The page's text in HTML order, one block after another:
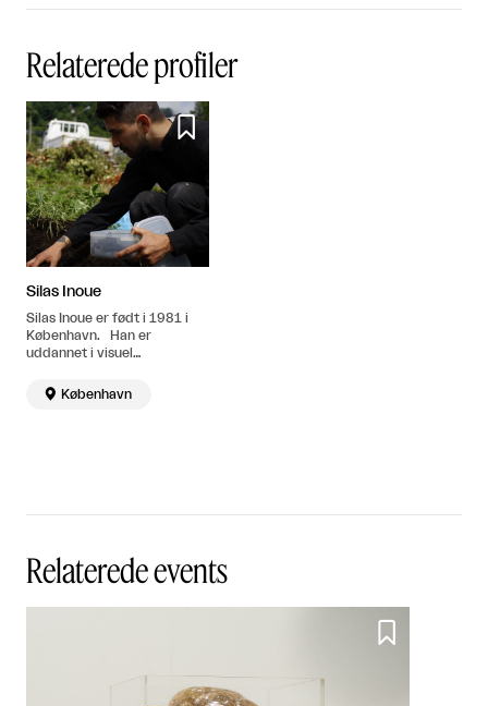
Relaterede profiler

Silas Inoue
Silas Inoue er født i 1981 i
København. Han er
uddannet i visuel
Danske Kunstakademis
Designskole i 2010. Bor og
 København
Relaterede events
